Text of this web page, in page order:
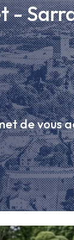
-
de vous